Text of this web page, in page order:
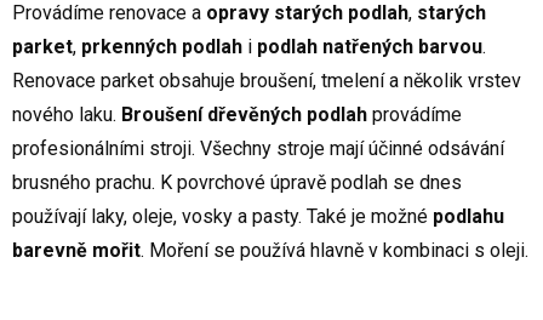
Provádíme renovace a opravy starých podlah, starých
parket, prkenných podlah i podlah natřených barvou.
Renovace parket obsahuje broušení, tmelení a několik vrstev
nového laku. Broušení dřevěných podlah provádíme
profesionálními stroji. Všechny stroje mají účinné odsávání
brusného prachu. K povrchové úpravě podlah se dnes
používají laky, oleje, vosky a pasty. Také je možné podlahu
barevně mořit. Moření se používá hlavně v kombinaci s oleji.